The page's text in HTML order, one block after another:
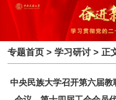
专题首页 > 学习研讨> 正
中央民族大学召开第六届